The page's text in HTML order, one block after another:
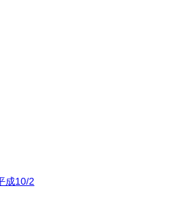
成10/2